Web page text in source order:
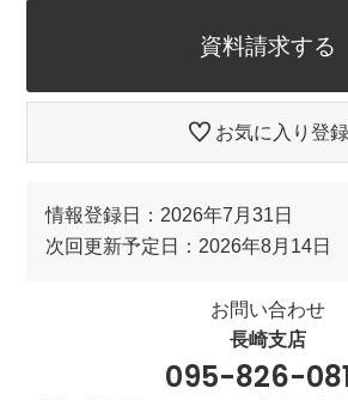
資料請求する
お気に入り登録
情報登録日：2026年7月31日
次回更新予定日：2026年8月14日
お問い合わせ
長崎支店
095-826-